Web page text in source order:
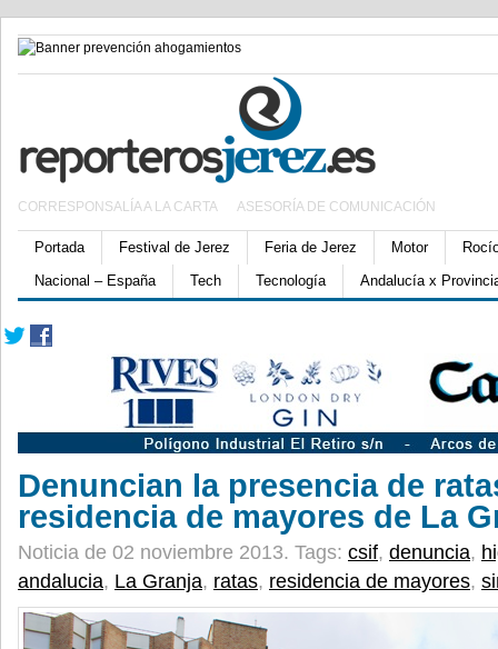
CORRESPONSALÍA A LA CARTA ASESORÍA DE COMUNICACIÓN
Portada Festival de Jerez Feria de Jerez Motor
Nacional – España
Tech Tecnología Andalucía x
Denuncian la presencia de
residencia de mayores de La
Noticia de 02 noviembre 2013. Tags: csif, denuncia,
andalucia, La Granja, ratas, residencia de mayores,